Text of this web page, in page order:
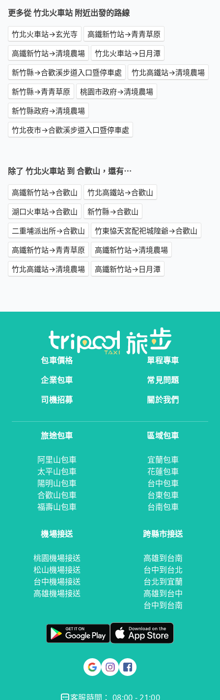
更多從 竹北火車站 附近出發的路線
竹北火車站→玄光寺
高鐵新竹站→青青草原
高鐵新竹站→清境農場
竹北火車站→日月潭
新竹縣→合歡溪步道入口暨停車處
竹北高鐵站→清境農場
新竹縣→青青草原
桃園市政府→清境農場
新竹縣政府→清境農場
竹北夜市→合歡溪步道入口暨停車處
除了 竹北火車站 到 合歡山，還有⋯
高鐵新竹站→合歡山
竹北高鐵站→合歡山
湖口火車站→合歡山
新竹縣→合歡山
二重埔派出所→合歡山
竹東恊天宮配祀城隍爺→合歡山
高鐵新竹站→青青草原
高鐵新竹站→清境農場
竹北高鐵站→清境農場
高鐵新竹站→日月潭
包車價格
單程專車
企業包車
常見問題
司機招募
關於我們
旅途包車
阿里山包車
太平山包車
陽明山包車
合歡山包車
福壽山包車
區域包車
宜蘭包車
花蓮包車
台中包車
台東包車
台南包車
機場接送
桃園機場接送
松山機場接送
台中機場接送
高雄機場接送
跨縣市接送
高雄到台南
台中到台北
台北到宜蘭
高雄到台中
台中到台南
客服時間： 08:00 - 21:00